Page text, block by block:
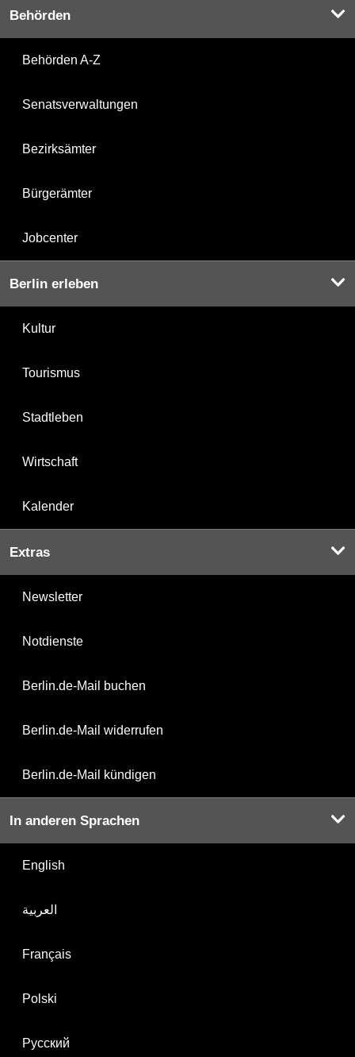
Behörden
Behörden A-Z
Senatsverwaltungen
Bezirksämter
Bürgerämter
Jobcenter
Berlin erleben
Kultur
Tourismus
Stadtleben
Wirtschaft
Kalender
Extras
Newsletter
Notdienste
Berlin.de-Mail buchen
Berlin.de-Mail widerrufen
Berlin.de-Mail kündigen
In anderen Sprachen
English
العربية
Français
Polski
Русский